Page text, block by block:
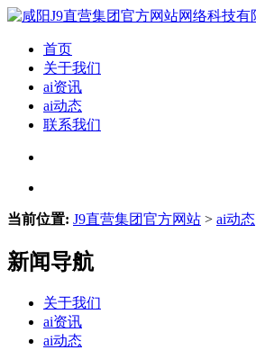
首页
关于我们
ai资讯
ai动态
联系我们
当前位置: J9直营集团官方网站 > ai动态
新闻导航
关于我们
ai资讯
ai动态